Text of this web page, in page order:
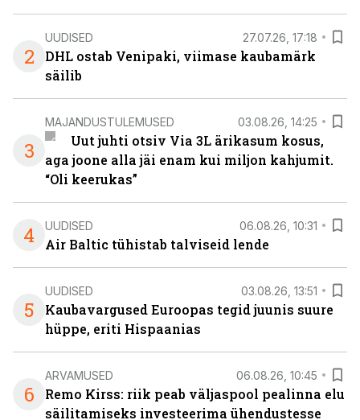
2
UUDISED 27.07.26, 17:18
DHL ostab Venipaki, viimase kaubamärk
säilib
3
MAJANDUSTULEMUSED 03.08.26, 14:25
Uut juhti otsiv Via 3L ärikasum kosus,
aga joone alla jäi enam kui miljon kahjumit.
“Oli keerukas”
4 UUDISED 06.08.26, 10:31
Air Baltic tühistab talviseid lende
5
UUDISED 03.08.26, 13:51
Kaubavargused Euroopas tegid juunis suure
hüppe, eriti Hispaanias
6
ARVAMUSED 06.08.26, 10:45
Remo Kirss: riik peab väljaspool pealinna elu
säilitamiseks investeerima ühendustesse